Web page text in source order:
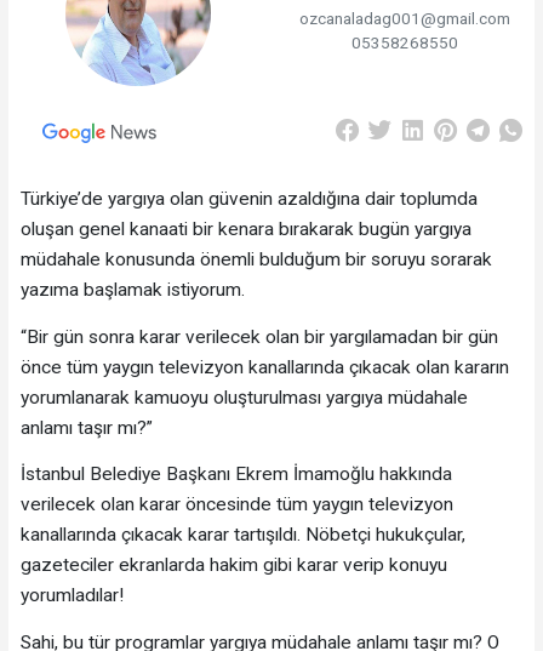
ozcanaladag001@gmail.com
05358268550
Türkiye’de yargıya olan güvenin azaldığına dair toplumda
oluşan genel kanaati bir kenara bırakarak bugün yargıya
müdahale konusunda önemli bulduğum bir soruyu sorarak
yazıma başlamak istiyorum.
“Bir gün sonra karar verilecek olan bir yargılamadan bir gün
önce tüm yaygın televizyon kanallarında çıkacak olan kararın
yorumlanarak kamuoyu oluşturulması yargıya müdahale
anlamı taşır mı?”
İstanbul Belediye Başkanı Ekrem İmamoğlu hakkında
verilecek olan karar öncesinde tüm yaygın televizyon
kanallarında çıkacak karar tartışıldı. Nöbetçi hukukçular,
gazeteciler ekranlarda hakim gibi karar verip konuyu
yorumladılar!
Sahi, bu tür programlar yargıya müdahale anlamı taşır mı? O